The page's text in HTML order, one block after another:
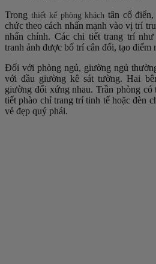
Trong thiết kế phòng khách tân cổ
chức theo cách nhấn mạnh vào vị trí
nhấn chính. Các chi tiết trang trí
tranh ảnh được bố trí cân đối, tạo điểm
Đối với phòng ngủ, giường ngủ
với đầu giường kê sát tường. Hai
giường đối xứng nhau. Trần phòng
tiết phào chỉ trang trí tinh tế hoặc đèn
vẻ đẹp quý phái.